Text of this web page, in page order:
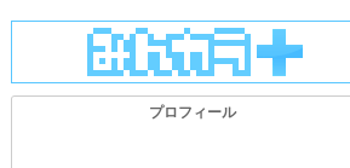
プロフィール